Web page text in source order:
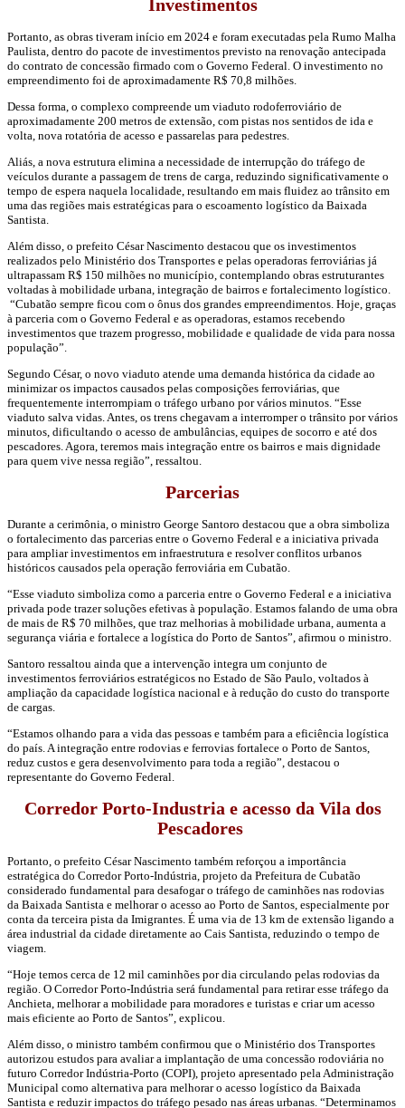
Investimentos
Portanto, as obras tiveram início em 2024 e foram executadas pela Rumo Malha
Paulista, dentro do pacote de investimentos previsto na renovação antecipada
do contrato de concessão firmado com o Governo Federal. O investimento no
empreendimento foi de aproximadamente R$ 70,8 milhões.
Dessa forma, o complexo compreende um viaduto rodoferroviário de
aproximadamente 200 metros de extensão, com pistas nos sentidos de ida e
volta, nova rotatória de acesso e passarelas para pedestres.
Aliás, a nova estrutura elimina a necessidade de interrupção do tráfego de
veículos durante a passagem de trens de carga, reduzindo significativamente o
tempo de espera naquela localidade, resultando em mais fluidez ao trânsito em
uma das regiões mais estratégicas para o escoamento logístico da Baixada
Santista.
Além disso, o prefeito César Nascimento destacou que os investimentos
realizados pelo Ministério dos Transportes e pelas operadoras ferroviárias já
ultrapassam R$ 150 milhões no município, contemplando obras estruturantes
voltadas à mobilidade urbana, integração de bairros e fortalecimento logístico.
“Cubatão sempre ficou com o ônus dos grandes empreendimentos. Hoje, graças
à parceria com o Governo Federal e as operadoras, estamos recebendo
investimentos que trazem progresso, mobilidade e qualidade de vida para nossa
população”.
Segundo César, o novo viaduto atende uma demanda histórica da cidade ao
minimizar os impactos causados pelas composições ferroviárias, que
frequentemente interrompiam o tráfego urbano por vários minutos. “Esse
viaduto salva vidas. Antes, os trens chegavam a interromper o trânsito por vários
minutos, dificultando o acesso de ambulâncias, equipes de socorro e até dos
pescadores. Agora, teremos mais integração entre os bairros e mais dignidade
para quem vive nessa região”, ressaltou.
Parcerias
Durante a cerimônia, o ministro George Santoro destacou que a obra simboliza
o fortalecimento das parcerias entre o Governo Federal e a iniciativa privada
para ampliar investimentos em infraestrutura e resolver conflitos urbanos
históricos causados pela operação ferroviária em Cubatão.
“Esse viaduto simboliza como a parceria entre o Governo Federal e a iniciativa
privada pode trazer soluções efetivas à população. Estamos falando de uma obra
de mais de R$ 70 milhões, que traz melhorias à mobilidade urbana, aumenta a
segurança viária e fortalece a logística do Porto de Santos”, afirmou o ministro.
Santoro ressaltou ainda que a intervenção integra um conjunto de
investimentos ferroviários estratégicos no Estado de São Paulo, voltados à
ampliação da capacidade logística nacional e à redução do custo do transporte
de cargas.
“Estamos olhando para a vida das pessoas e também para a eficiência logística
do país. A integração entre rodovias e ferrovias fortalece o Porto de Santos,
reduz custos e gera desenvolvimento para toda a região”, destacou o
representante do Governo Federal.
Corredor Porto-Industria e acesso da Vila dos
Pescadores
Portanto, o prefeito César Nascimento também reforçou a importância
estratégica do Corredor Porto-Indústria, projeto da Prefeitura de Cubatão
considerado fundamental para desafogar o tráfego de caminhões nas rodovias
da Baixada Santista e melhorar o acesso ao Porto de Santos, especialmente por
conta da terceira pista da Imigrantes. É uma via de 13 km de extensão ligando a
área industrial da cidade diretamente ao Cais Santista, reduzindo o tempo de
viagem.
“Hoje temos cerca de 12 mil caminhões por dia circulando pelas rodovias da
região. O Corredor Porto-Indústria será fundamental para retirar esse tráfego da
Anchieta, melhorar a mobilidade para moradores e turistas e criar um acesso
mais eficiente ao Porto de Santos”, explicou.
Além disso, o ministro também confirmou que o Ministério dos Transportes
autorizou estudos para avaliar a implantação de uma concessão rodoviária no
futuro Corredor Indústria-Porto (COPI), projeto apresentado pela Administração
Municipal como alternativa para melhorar o acesso logístico da Baixada
Santista e reduzir impactos do tráfego pesado nas áreas urbanas. “Determinamos